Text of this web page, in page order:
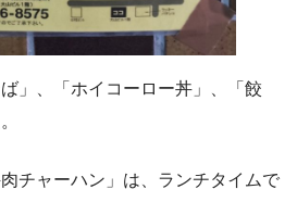
」、「ホイコーロー丼」、「餃
チャーハン」は、ランチタイムで